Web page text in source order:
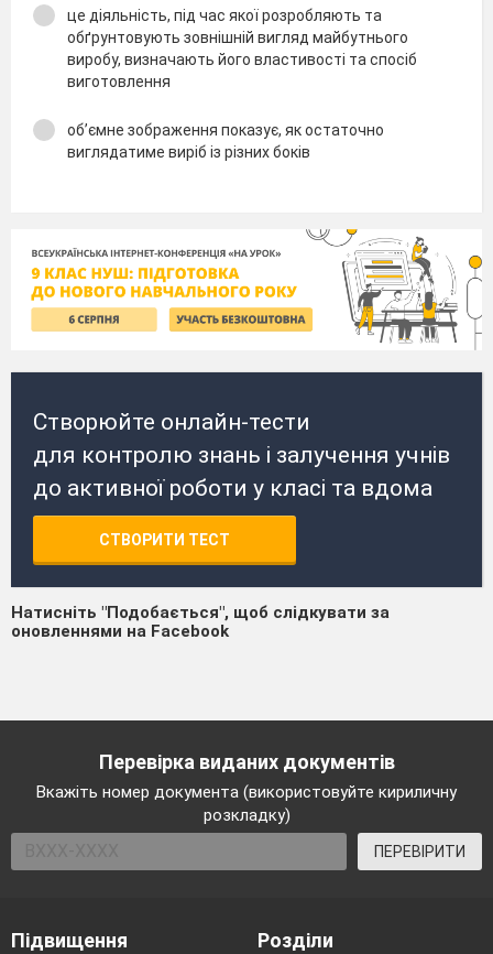
це діяльність, під час якої розробляють та
обґрунтовують зовнішній вигляд майбутнього
виробу, визначають його властивості та спосіб
виготовлення
об’ємне зображення показує, як остаточно
виглядатиме виріб із різних боків
Створюйте онлайн-тести
для контролю знань і залучення учнів
до активної роботи у класі та вдома
СТВОРИТИ ТЕСТ
Натисніть "Подобається", щоб слідкувати за
оновленнями на Facebook
Перевірка виданих документів
Вкажіть номер документа (використовуйте кириличну
розкладку)
ПЕРЕВІРИТИ
Підвищення
Розділи